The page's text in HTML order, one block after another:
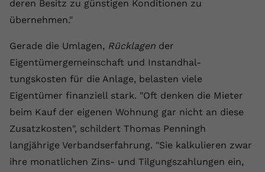
deren Besitz zu günstigen Konditionen zu
übernehmen."
Gerade die Umlagen, Rücklagen der
Eigentümergemeinschaft und Instandhal-
tungskosten für die Anlage, belasten viele
Eigentümer finanziell stark. "Oft denken die Mieter
beim Kauf der eigenen Wohnung gar nicht an diese
Zusatzkosten", schildert Thomas Penningh
langjährige Verbandserfahrung. "Sie kalkulieren zwar
ihre monatlichen Zins- und Tilgungszahlungen ein,
youtube.com
Laufzeit Session
Zweck
registriert eine eindeutige ID, um
Daten darüber zu speichern, welche
Videos von YouTube der Nutzer
gesehen hat.